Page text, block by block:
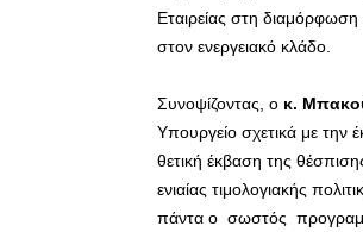
Εταιρείας στη διαμόρφωση
στον ενεργειακό κλάδο.
Συνοψίζοντας, ο κ.
Υπουργείο σχετικά με την
θετική έκβαση της
ενιαίας τιμολογιακής
πάντα ο σωστός